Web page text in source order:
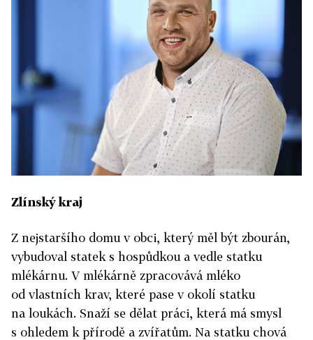
Zlínský kraj
Z nejstaršího domu v obci, který měl být zbourán,
vybudoval statek s hospůdkou a vedle statku
mlékárnu. V mlékárně zpracovává mléko
od vlastních krav, které pase v okolí statku
na loukách. Snaží se dělat práci, která má smysl
s ohledem k přírodě a zvířatům. Na statku chová